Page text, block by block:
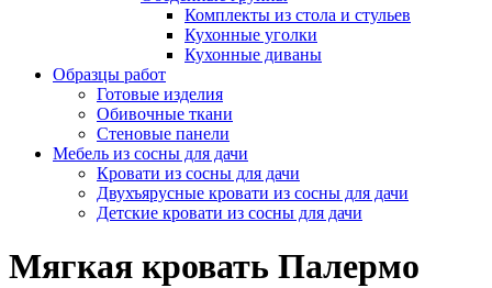
Комплекты из стола и стульев
Кухонные уголки
Кухонные диваны
Образцы работ
Готовые изделия
Обивочные ткани
Стеновые панели
Мебель из сосны для дачи
Кровати из сосны для дачи
Двухъярусные кровати из сосны для дачи
Детские кровати из сосны для дачи
Мягкая кровать Палермо